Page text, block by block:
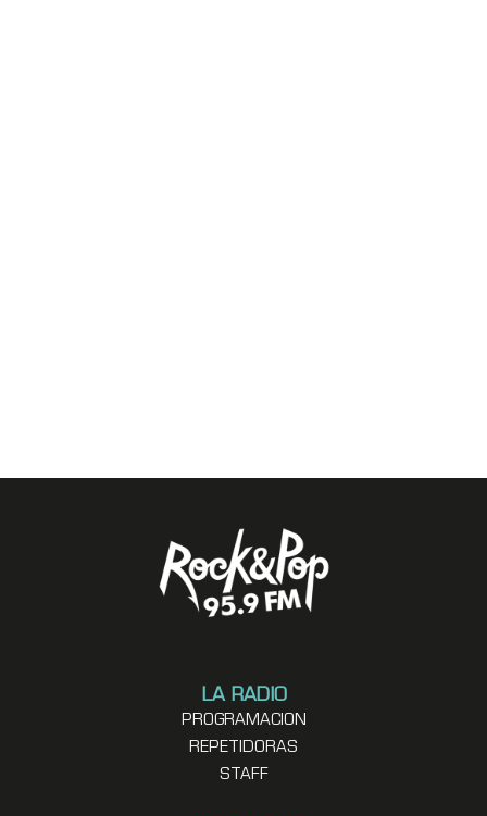
LA RADIO
PROGRAMACION
REPETIDORAS
STAFF